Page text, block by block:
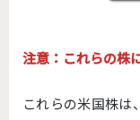
注意：これらの株
これらの米国株は